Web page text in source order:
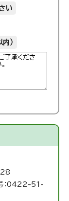
い
）
：0422-51-